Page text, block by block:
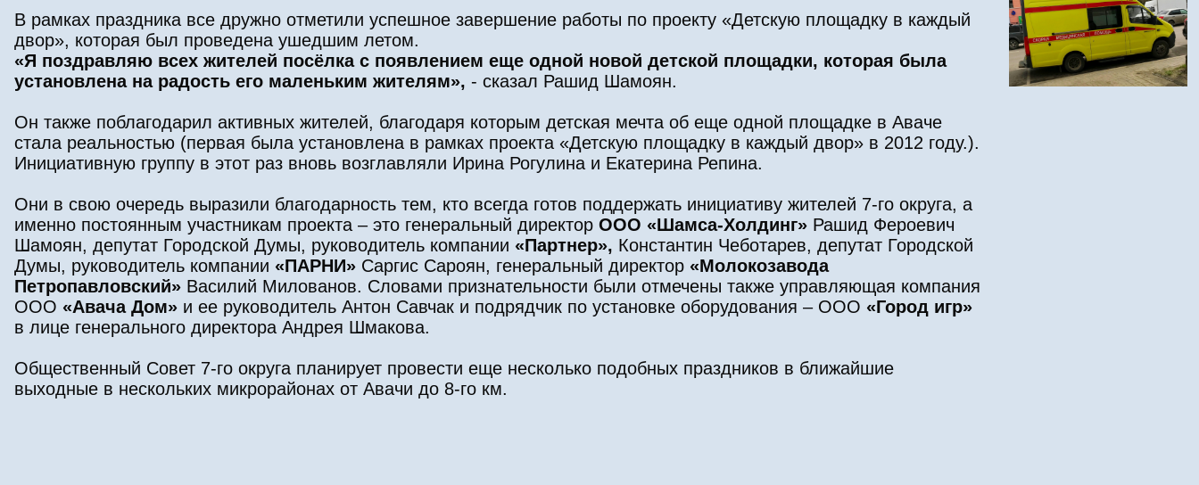
В рамках праздника все дружно отметили успешное завершение работы по проекту «Детскую площадку в каждый
двор», которая был проведена ушедшим летом.
«Я поздравляю всех жителей посёлка с появлением еще одной новой детской площадки, которая была
установлена на радость его маленьким жителям», - сказал Рашид Шамоян.
Он также поблагодарил активных жителей, благодаря которым детская мечта об еще одной площадке в Аваче
стала реальностью (первая была установлена в рамках проекта «Детскую площадку в каждый двор» в 2012 году.).
Инициативную группу в этот раз вновь возглавляли Ирина Рогулина и Екатерина Репина.
Они в свою очередь выразили благодарность тем, кто всегда готов поддержать инициативу жителей 7-го округа, а
именно постоянным участникам проекта – это генеральный директор ООО «Шамса-Холдинг» Рашид Фероевич
Шамоян, депутат Городской Думы, руководитель компании «Партнер», Константин Чеботарев, депутат Городской
Думы, руководитель компании «ПАРНИ» Саргис Сароян, генеральный директор «Молокозавода
Петропавловский» Василий Милованов. Словами признательности были отмечены также управляющая компания
ООО «Авача Дом» и ее руководитель Антон Савчак и подрядчик по установке оборудования – ООО «Город игр»
в лице генерального директора Андрея Шмакова.
Общественный Совет 7-го округа планирует провести еще несколько подобных праздников в ближайшие
выходные в нескольких микрорайонах от Авачи до 8-го км.